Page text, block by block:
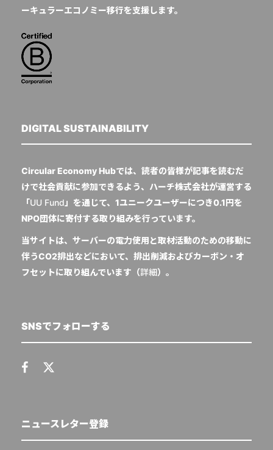
ーキュラーエコノミー移行を支援します。
DIGITAL SUSTAINABILITY
Circular Economy Hubでは、読者の皆様が記事を読むだ
けで社会貢献に参加できるよう、ハーチ株式会社が運営する
「UU Fund 」を通じて、1ユニークユーザーにつき0.1円を
NPO団体に寄付する取り組みを行っています。
当サイトは、サーバーの電力使用と取材活動のための移動に
伴うCO2排出などにおいて、排出削減およびカーボン・オ
フセットに取り組んでいます（詳細）。
SNSでフォローする
ニュースレター登録